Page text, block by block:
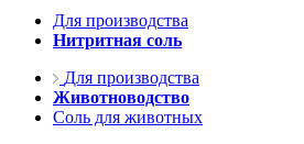
Для производства
Нитритная соль
Для производства
Животноводство
Соль для животных